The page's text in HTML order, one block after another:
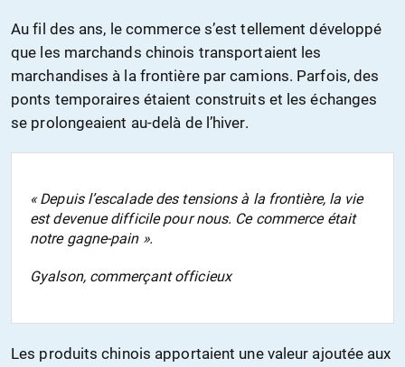
Au fil des ans, le commerce s’est tellement développé
que les marchands chinois transportaient les
marchandises à la frontière par camions. Parfois, des
ponts temporaires étaient construits et les échanges
se prolongeaient au-delà de l’hiver.
« Depuis l’escalade des tensions à la frontière, la vie
est devenue difficile pour nous. Ce commerce était
notre gagne-pain ».
Gyalson, commerçant officieux
Les produits chinois apportaient une valeur ajoutée aux